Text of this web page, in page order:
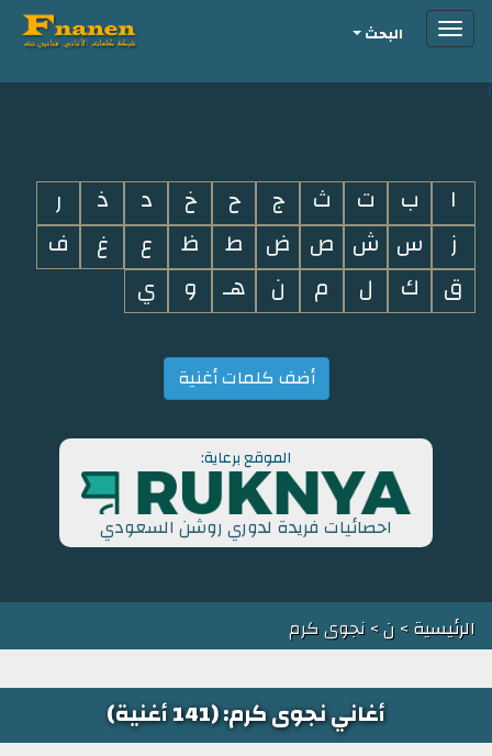
i
Toggleالبحث
ا ب ت ث ج ح خ د ذ
ر
ز
س ش ص ض ط ظ ع غ
ف
ق
ك ل م ن هـ و ي
أضف كلمات أغنية
الموقع برعاية:
احصائيات فريدة لدوري روشن السعودي
الرئيسية> ن> نجوى كرم
أغاني نجوى كرم: (141 أغنية)